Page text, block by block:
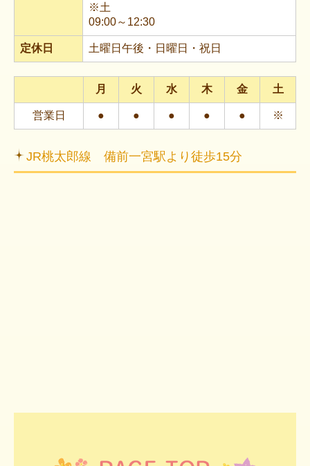
※土
09:00～12:30
定休日 土曜日午後・日曜日・祝日
月 火 水 木 金 土
営業日 ● ● ● ● ● ※
JR桃太郎線 備前一宮駅より徒歩15分